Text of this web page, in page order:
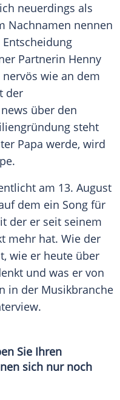
neuerdings als
Nachnamen nennen
Partnerin Henny
wie an dem
der
über den
steht
Papa werde, wird
am 13. August
dem ein Song für
der er seit seinem
mehr hat. Wie der
wie er heute über
und was er von
in der Musikbranche
.
Sie Ihren
sich nur noch